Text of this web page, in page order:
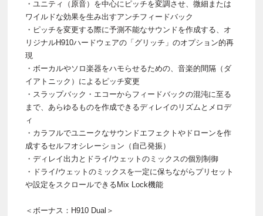
・ユニティ（原音）を中心にピッチを変調させ、微細または
ワイルドな効果を生み出すアンチフィードバック
・ピッチを変更する際に予測不能なサウンドを作成する、オ
リジナルH910ハードウェアの「グリッチ」のオプション的再
現
・ボーカルやソロ楽器をハモらせるための、音楽的間隔（ダ
イアトニック）によるピッチ変更
・スラップバック・エコーからフィードバックの混沌に至る
まで、あらゆるものを作成できるディレイのリズムとメロデ
ィ
・カラフルでユニークなサウンドエフェクトやドローンを作
成するセルフオシレーション（自己発振）
・ディレイ出力とドライ/ウェットのミックスの個別制御
・ドライ/ウェットのミックスを一定に保ちながらプリセット
や設定をスクロールできるMix Lock機能
＜ボーナス：H910 Dual＞